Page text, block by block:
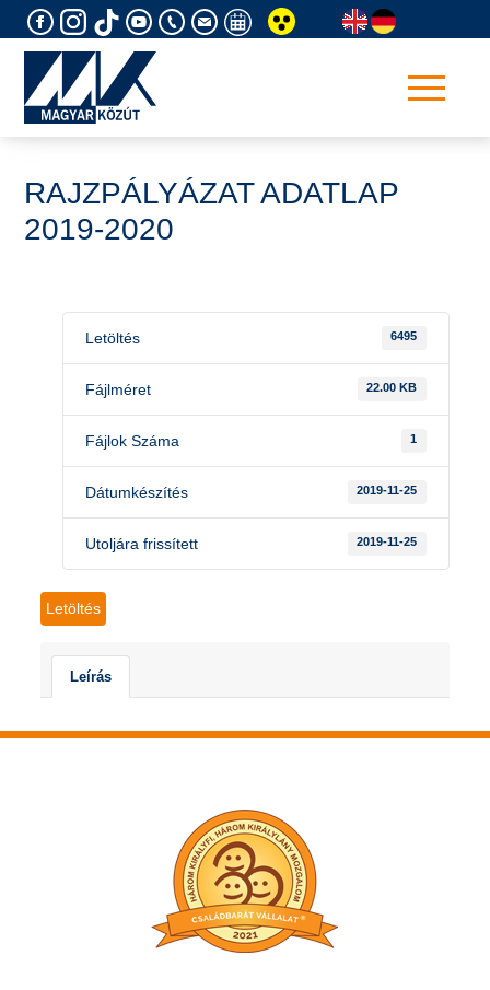
to
RAJZPÁLYÁZAT ADATLAP
2019-2020
Letöltés 6495
Fájlméret 22.00 KB
Fájlok Száma 1
Dátumkészítés 2019-11-25
Utoljára frissített 2019-11-25
Letöltés
Leírás